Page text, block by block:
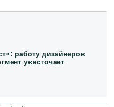
работу дизайнеров
ужесточает